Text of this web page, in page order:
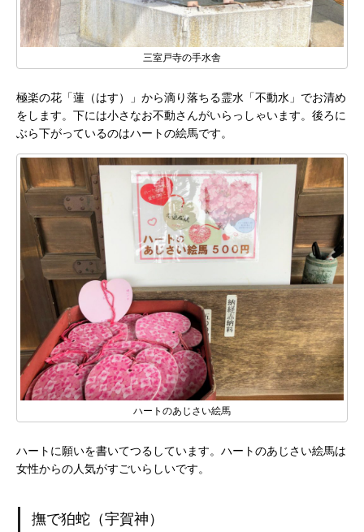
三室戸寺の手水舎
極楽の花「蓮（はす）」から滴り落ちる霊水「不動水」でお清め
をします。下には小さなお不動さんがいらっしゃいます。後ろに
ぶら下がっているのはハートの絵馬です。
ハートのあじさい絵馬
ハートに願いを書いてつるしています。ハートのあじさい絵馬は
女性からの人気がすごいらしいです。
撫で狛蛇（宇賀神）